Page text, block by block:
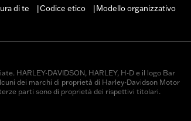
di te
Codice etico Modello organizzativo
HARLEY-DAVIDSON, HARLEY, H-D e il logo Bar
dei marchi di proprietà di Harley-Davidson Motor
parti sono di proprietà dei rispettivi titolari.